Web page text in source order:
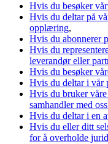
Hvis du besøker
Hvis du deltar på
opplæring,
Hvis du abonnerer
Hvis du
leverandør eller
Hvis du besøker
Hvis du deltar i vår
Hvis du bruker våre
samhandler med
Hvis du deltar i en
Hvis du eller ditt
for å overholde